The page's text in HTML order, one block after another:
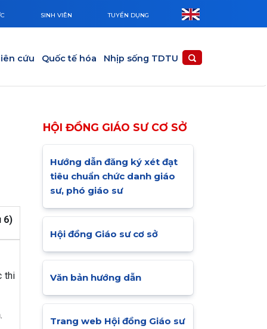
SINH VIÊN TUYỂN DỤNG
cứu Quốc tế hóa Nhịp sống TDTU
6)
thi
HỘI ĐỒNG GIÁO SƯ CƠ SỞ
Hướng dẫn đăng ký xét đạt
tiêu chuẩn chức danh giáo
sư, phó giáo sư
Hội đồng Giáo sư cơ sở
Văn bản hướng dẫn
Trang web Hội đồng Giáo sư